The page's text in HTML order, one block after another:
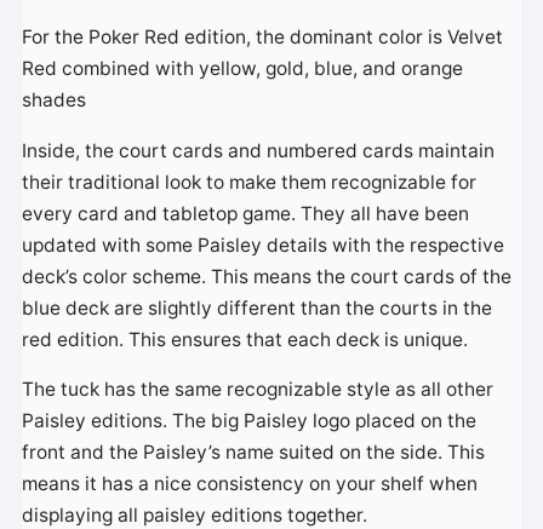
For the Poker Red edition, the dominant color is Velvet
Red combined with yellow, gold, blue, and orange
shades
Inside, the court cards and numbered cards maintain
their traditional look to make them recognizable for
every card and tabletop game. They all have been
updated with some Paisley details with the respective
deck’s color scheme. This means the court cards of the
blue deck are slightly different than the courts in the
red edition. This ensures that each deck is unique.
The tuck has the same recognizable style as all other
Paisley editions. The big Paisley logo placed on the
front and the Paisley’s name suited on the side. This
means it has a nice consistency on your shelf when
displaying all paisley editions together.